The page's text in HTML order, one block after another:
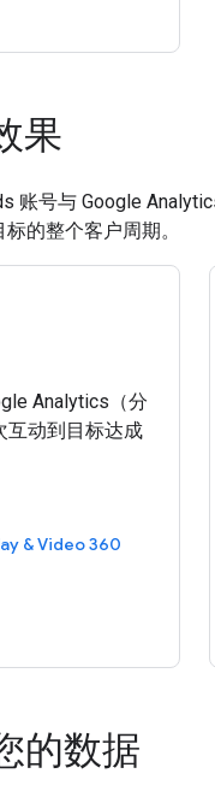
果
账号与 Google
的整个客户周期。
Analytics（分
互动到目标达成
& Video 360
的数据